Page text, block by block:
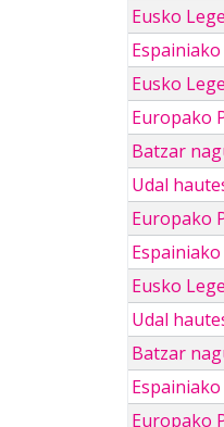
Eusko
Eusko
Europako
Batzar
Udal
Europako
Eusko
Udal
Batzar
Europako